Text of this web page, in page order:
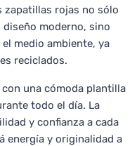
zapatillas rojas no sólo
moderno, sino
medio ambiente, ya
reciclados.
una cómoda plantilla
todo el día. La
y confianza a cada
energía y originalidad a